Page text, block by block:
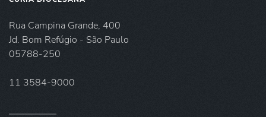
Rua Campina Grande, 400
Jd. Bom Refúgio - São Paulo
05788-250
11 3584-9000